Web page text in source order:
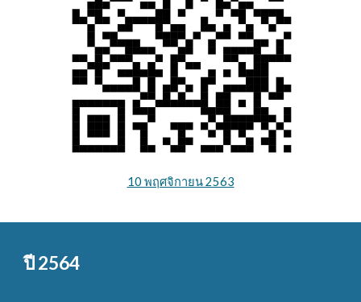
10 พฤศจิกายน 2563
ปี 2564